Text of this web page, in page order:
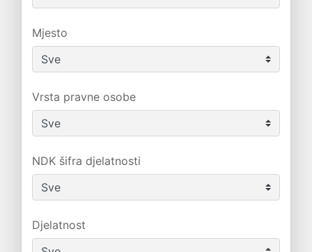
Mjesto
Vrsta pravne osobe
NDK šifra djelatnosti
Djelatnost